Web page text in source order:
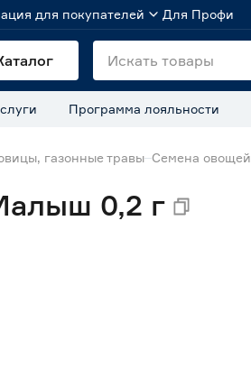
для покупателей Для Профи
Программа лояльности
газонные травы Семена овощей
0,2 г